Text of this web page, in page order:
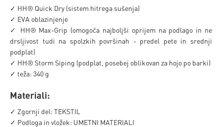
✓ HH® Quick Dry (sistem hitrega sušenja)
✓ EVA oblazinjenje
✓ HH® Max-Grip (omogoča najboljši oprijem na podlago in ne
drsljivost tudi na spolzkih površinah - predel pete in srednji
podplat)
✓ HH® Storm Siping (podplat, posebej oblikovan za hojo po barki)
✓ teža: 340 g
Materiali:
✓ Zgornji del: TEKSTIL
✓ Podloga in vložek: UMETNI MATERIALI